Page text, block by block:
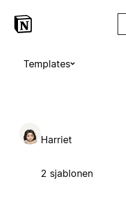
Templates
Harriet
2 sjablonen